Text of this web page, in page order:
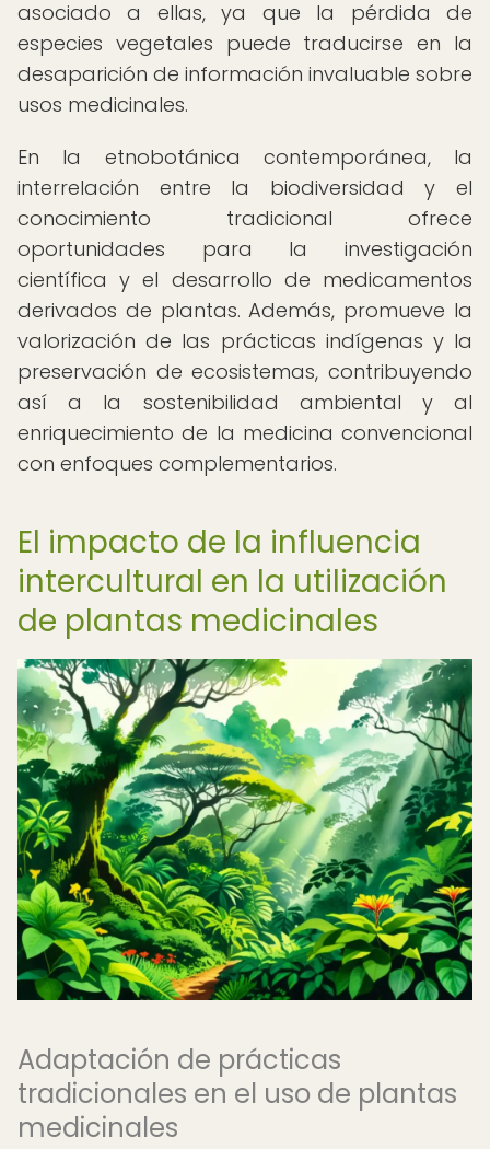
asociado a ellas, ya que la pérdida de
especies vegetales puede traducirse en la
desaparición de información invaluable sobre
usos medicinales.
En la etnobotánica contemporánea, la
interrelación entre la biodiversidad y el
conocimiento tradicional ofrece
oportunidades para la investigación
científica y el desarrollo de medicamentos
derivados de plantas. Además, promueve la
valorización de las prácticas indígenas y la
preservación de ecosistemas, contribuyendo
así a la sostenibilidad ambiental y al
enriquecimiento de la medicina convencional
con enfoques complementarios.
El impacto de la influencia
intercultural en la utilización
de plantas medicinales
Adaptación de prácticas
tradicionales en el uso de plantas
medicinales